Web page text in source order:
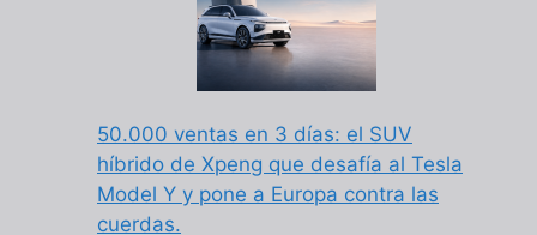
50.000 ventas en 3 días: el SUV
híbrido de Xpeng que desafía al Tesla
Model Y y pone a Europa contra las
cuerdas.